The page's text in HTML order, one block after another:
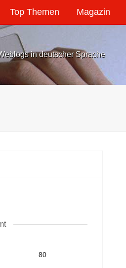
Top Themen Magazin
in deutscher Sprache
80